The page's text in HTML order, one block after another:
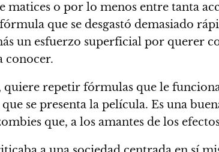
o por lo menos entre tanta
que se desgastó demasiado
un esfuerzo superficial por querer
conocer.
quiere repetir fórmulas que le
se presenta la película. Es una
que, a los amantes de los